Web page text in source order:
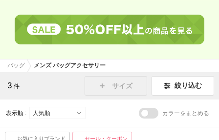
バッグ メンズ バッグアクセサリー
3 件 サイズ 絞り込む
表示順 : カラーをまとめる
お気に入りブランド セール・クーポン